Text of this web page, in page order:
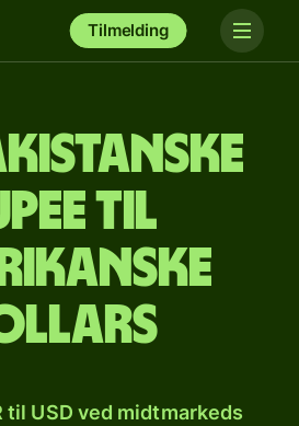
Tilmelding
til
til USD ved midtmarkeds